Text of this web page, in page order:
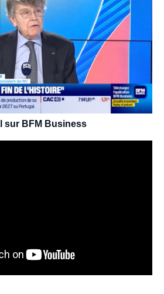
sur BFM Business